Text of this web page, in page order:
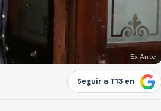
Ex Ante
Seguir a T13 en